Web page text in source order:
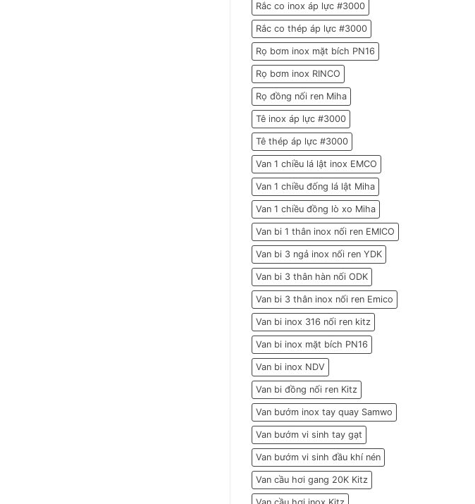
Rắc co inox áp lực #3000
Rắc co thép áp lực #3000
Rọ bơm inox mặt bích PN16
Rọ bơm inox RINCO
Rọ đồng nối ren Miha
Tê inox áp lực #3000
Tê thép áp lực #3000
Van 1 chiều lá lật inox EMCO
Van 1 chiều đống lá lật Miha
Van 1 chiều đồng lò xo Miha
Van bi 1 thân inox nối ren EMICO
Van bi 3 ngả inox nối ren YDK
Van bi 3 thân hàn nối ODK
Van bi 3 thân inox nối ren Emico
Van bi inox 316 nối ren kitz
Van bi inox mặt bích PN16
Van bi inox NDV
Van bi đồng nối ren Kitz
Van bướm inox tay quay Samwo
Van bướm vi sinh tay gạt
Van bướm vi sinh đầu khí nén
Van cầu hơi gang 20K Kitz